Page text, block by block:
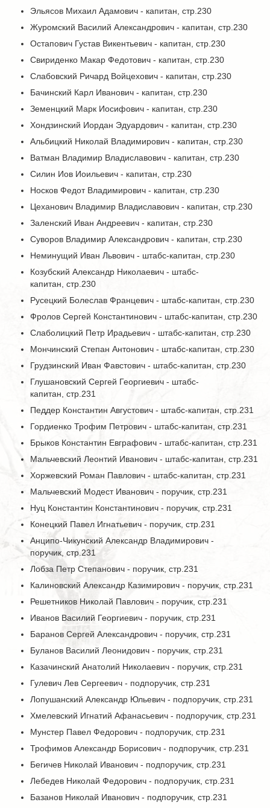
Эльясов Михаил Адамович - капитан, стр.230
Журомский Василий Александрович - капитан, стр.230
Остапович Густав Викентьевич - капитан, стр.230
Свириденко Макар Федотович - капитан, стр.230
Слабовский Ричард Войцехович - капитан, стр.230
Бачинский Карл Иванович - капитан, стр.230
Земенцкий Марк Иосифович - капитан, стр.230
Хондзинский Иордан Эдуардович - капитан, стр.230
Альбицкий Николай Владимирович - капитан, стр.230
Ватман Владимир Владиславович - капитан, стр.230
Силин Иов Иоильевич - капитан, стр.230
Носков Федот Владимирович - капитан, стр.230
Цеханович Владимир Владиславович - капитан, стр.230
Заленский Иван Андреевич - капитан, стр.230
Суворов Владимир Александрович - капитан, стр.230
Неминущий Иван Львович - штабс-капитан, стр.230
Козубский Александр Николаевич - штабс-
капитан, стр.230
Русецкий Болеслав Францевич - штабс-капитан, стр.230
Фролов Сергей Константинович - штабс-капитан, стр.230
Слаболицкий Петр Ирадьевич - штабс-капитан, стр.230
Мончинский Степан Антонович - штабс-капитан, стр.230
Грудзинский Иван Фавстович - штабс-капитан, стр.230
Глушановский Сергей Георгиевич - штабс-
капитан, стр.231
Педдер Константин Августович - штабс-капитан, стр.231
Гордиенко Трофим Петрович - штабс-капитан, стр.231
Брыков Константин Евграфович - штабс-капитан, стр.231
Мальчевский Леонтий Иванович - штабс-капитан, стр.231
Хоржевский Роман Павлович - штабс-капитан, стр.231
Мальчевский Модест Иванович - поручик, стр.231
Нуц Константин Константинович - поручик, стр.231
Конецкий Павел Игнатьевич - поручик, стр.231
Анципо-Чикунский Александр Владимирович -
поручик, стр.231
Лобза Петр Степанович - поручик, стр.231
Калиновский Александр Казимирович - поручик, стр.231
Решетников Николай Павлович - поручик, стр.231
Иванов Василий Георгиевич - поручик, стр.231
Баранов Сергей Александрович - поручик, стр.231
Буланов Василий Леонидович - поручик, стр.231
Казачинский Анатолий Николаевич - поручик, стр.231
Гулевич Лев Сергеевич - подпоручик, стр.231
Лопушанский Александр Юльевич - подпоручик, стр.231
Хмелевский Игнатий Афанасьевич - подпоручик, стр.231
Мунстер Павел Федорович - подпоручик, стр.231
Трофимов Александр Борисович - подпоручик, стр.231
Бегичев Николай Иванович - подпоручик, стр.231
Лебедев Николай Федорович - подпоручик, стр.231
Базанов Николай Иванович - подпоручик, стр.231